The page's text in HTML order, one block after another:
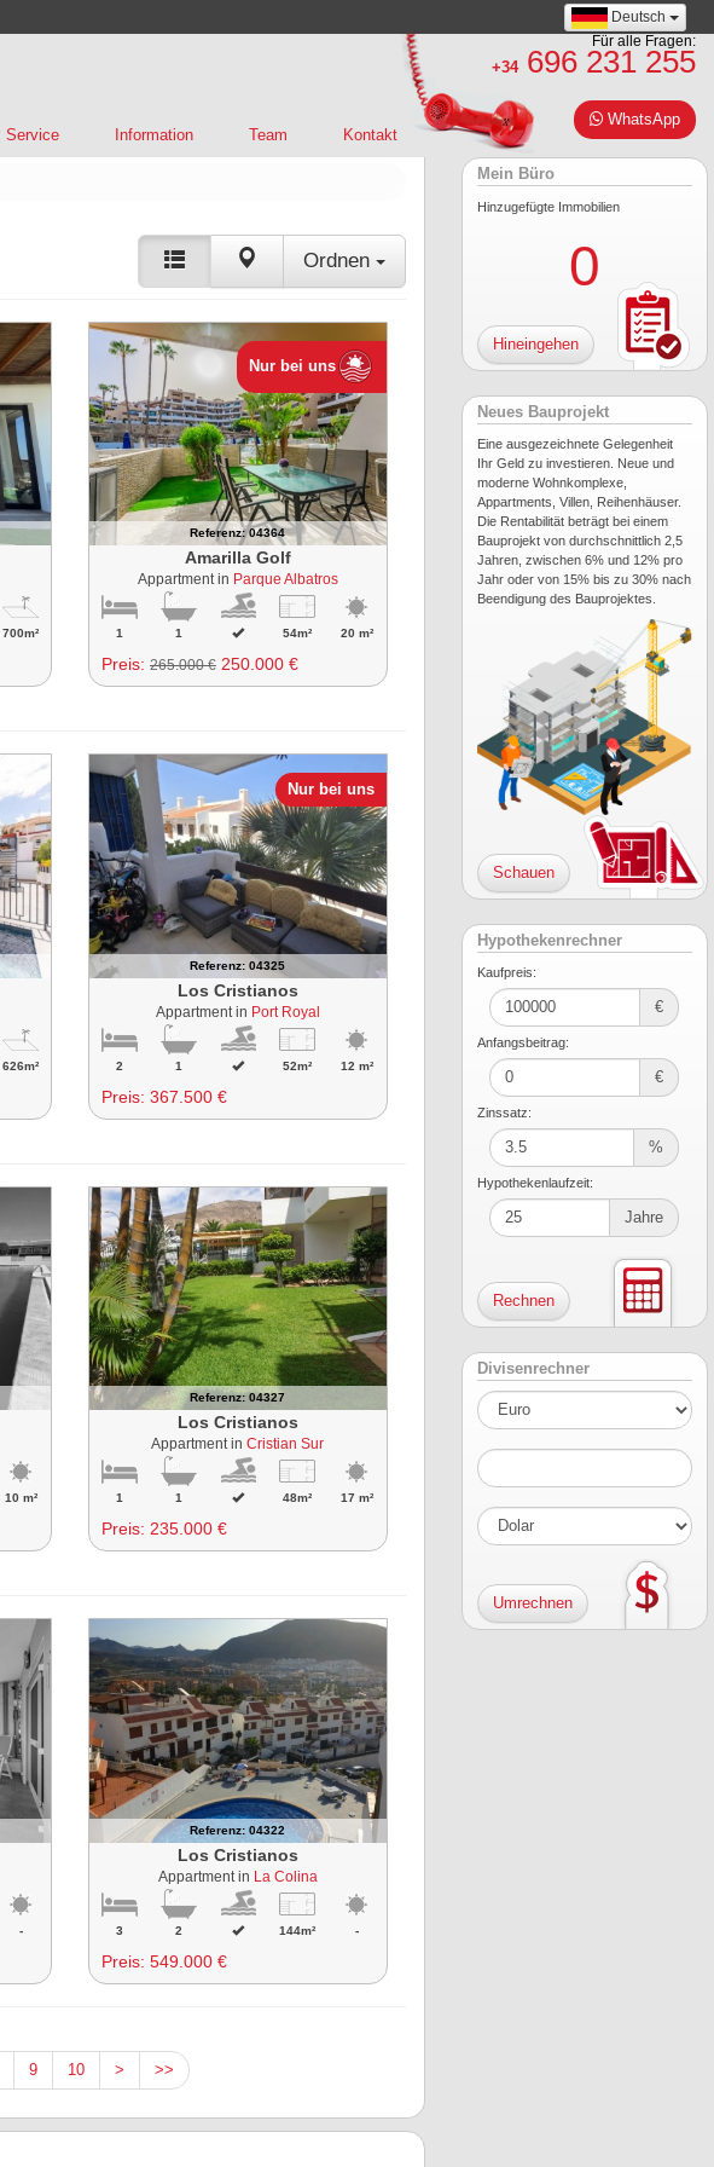
Deutsch
Service Information Team Kontakt
Ordnen
700m²
Nur bei uns
Referenz: 04364
Amarilla Golf
Appartment in Parque Albatros
1 1 54m² 20 m²
Preis: 265.000 €250.000 €
626m²
Nur bei uns
Referenz: 04325
Los Cristianos
Appartment in Port Royal
2 1 52m² 12 m²
Preis: 367.500 €
10 m²
Referenz: 04327
Los Cristianos
Appartment inCristian Sur
1 1 48m² 17 m²
Preis: 235.000 €
-
Referenz: 04322
Los Cristianos
Appartment in La Colina
3 2 144m² -
Preis: 549.000 €
9 10 > >>
Für alle Fragen:
+34696 231 255
WhatsApp
Mein Büro
Hinzugefügte Immobilien
0
Hineingehen
Neues Bauprojekt
Eine ausgezeichnete Gelegenheit
Ihr Geld zu investieren. Neue und
moderne Wohnkomplexe,
Appartments, Villen, Reihenhäuser.
Die Rentabilität beträgt bei einem
Bauprojekt von durchschnittlich 2,5
Jahren, zwischen 6% und 12% pro
Jahr oder von 15% bis zu 30% nach
Beendigung des Bauprojektes.
Schauen
Hypothekenrechner
Kaufpreis:
€
Anfangsbeitrag:
€
Zinssatz:
%
Hypothekenlaufzeit:
Jahre
Divisenrechner